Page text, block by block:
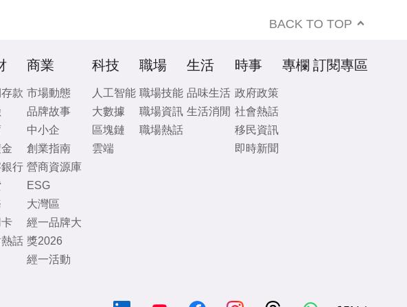
BACK TO TOP
款
行
話
商業
市場動態
品牌故事
中小企
創業指南
營商資源庫
ESG
大灣區
經一品牌大
獎2026
經一活動
科技
人工智能
大數據
區塊鏈
雲端
職場
職場技能
職場資訊
職場熱話
生活
品味生活
生活消閒
時事
政府政策
社會熱話
移民資訊
即時新聞
專欄 訂閱專區